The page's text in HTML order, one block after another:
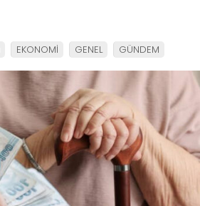
EKONOMİ GENEL GÜNDEM